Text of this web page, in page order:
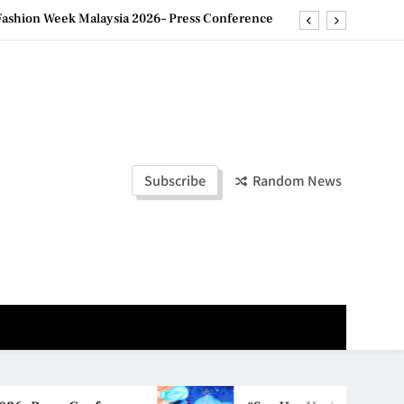
马来西亚妈妈提供分享剖腹产复原历程的空间
马来西亚妈妈提供分享剖腹产复原历程的空间
Subscribe Random News